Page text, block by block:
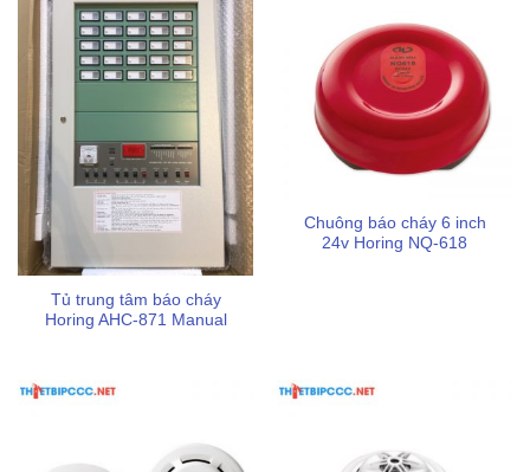
yên tâm khi lắp đặt cho công trình.
Xem thêm:
Đầu báo nhiệt độc lập Horing NQ3F
Đầu báo khói độc lập Horing NQ9S
Lời khuyên khi sử dụng thiết bị
Việc lắp đặt đúng vị trí và bảo trì định kỳ là yếu tố tiên quyết
tiếp cận khí rò rỉ nhanh nhất.
Tủ trung tâm báo cháy
Horing AHC-871 Manual
Chuông báo cháy 6 inch
24v Horing NQ-618